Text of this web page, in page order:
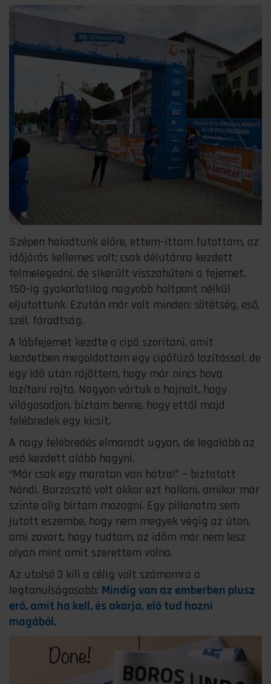
Szépen haladtunk előre, ettem-ittam futottam, az
időjárás kellemes volt; csak délutánra kezdett
felmelegedni, de sikerült visszahűteni a fejemet.
150-ig gyakorlatilag nagyobb holtpont nélkül
eljutottunk. Ezután már volt minden: sötétség, eső,
szél, fáradtság.
A lábfejemet kezdte a cipő szorítani, amit
kezdetben megoldottam egy cipőfűző lazítással, de
egy idő után rájöttem, hogy már nincs hova
lazítani rajta. Nagyon vártuk a hajnalt, hogy
világosodjon, bíztam benne, hogy ettől majd
felébredek egy kicsit.
A nagy felébredés elmaradt ugyan, de legalább az
eső kezdett alább hagyni.
“Már csak egy maraton van hátra!” – biztatott
Nándi. Borzasztó volt akkor ezt hallani, amikor már
szinte alig bírtam mozogni. Egy pillanatra sem
jutott eszembe, hogy nem megyek végig az úton,
ami zavart, hogy tudtam, az időm már nem lesz
olyan mint amit szerettem volna.
Az utolsó 3 kili a célig volt számomra a
legtanulságosabb: Mindig van az emberben plusz
erő, amit ha kell, és akarja, elő tud hozni
magából.